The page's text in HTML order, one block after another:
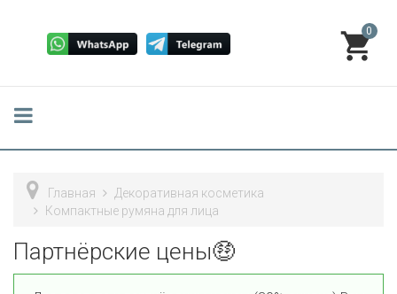
0
Главная
Декоративная косметика
Компактные румяна для лица
Партнёрские цены🤑